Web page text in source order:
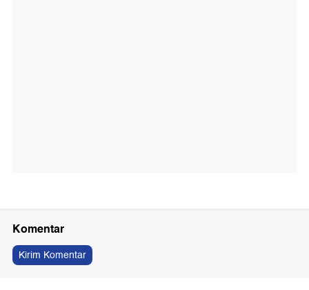
Komentar
Kirim Komentar